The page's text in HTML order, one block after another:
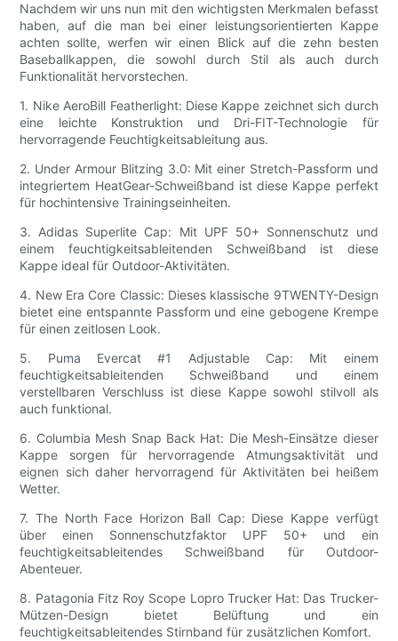
Nachdem wir uns nun mit den wichtigsten Merkmalen befasst
haben, auf die man bei einer leistungsorientierten Kappe
achten sollte, werfen wir einen Blick auf die zehn besten
Baseballkappen, die sowohl durch Stil als auch durch
Funktionalität hervorstechen.
1. Nike AeroBill Featherlight: Diese Kappe zeichnet sich durch
eine leichte Konstruktion und Dri-FIT-Technologie für
hervorragende Feuchtigkeitsableitung aus.
2. Under Armour Blitzing 3.0: Mit einer Stretch-Passform und
integriertem HeatGear-Schweißband ist diese Kappe perfekt
für hochintensive Trainingseinheiten.
3. Adidas Superlite Cap: Mit UPF 50+ Sonnenschutz und
einem feuchtigkeitsableitenden Schweißband ist diese
Kappe ideal für Outdoor-Aktivitäten.
4. New Era Core Classic: Dieses klassische 9TWENTY-Design
bietet eine entspannte Passform und eine gebogene Krempe
für einen zeitlosen Look.
5. Puma Evercat #1 Adjustable Cap: Mit einem
feuchtigkeitsableitenden Schweißband und einem
verstellbaren Verschluss ist diese Kappe sowohl stilvoll als
auch funktional.
6. Columbia Mesh Snap Back Hat: Die Mesh-Einsätze dieser
Kappe sorgen für hervorragende Atmungsaktivität und
eignen sich daher hervorragend für Aktivitäten bei heißem
Wetter.
7. The North Face Horizon Ball Cap: Diese Kappe verfügt
über einen Sonnenschutzfaktor UPF 50+ und ein
feuchtigkeitsableitendes Schweißband für Outdoor-
Abenteuer.
8. Patagonia Fitz Roy Scope Lopro Trucker Hat: Das Trucker-
Mützen-Design bietet Belüftung und ein
feuchtigkeitsableitendes Stirnband für zusätzlichen Komfort.